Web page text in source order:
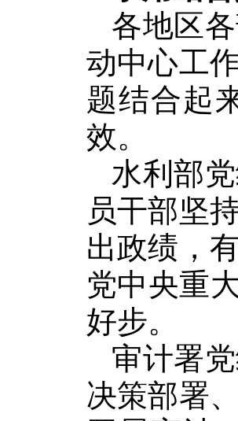
各地区
动中心工
题结合起
效。
水利部
员干部坚
出政绩，
党中央重
好步。
审计署
决策部署